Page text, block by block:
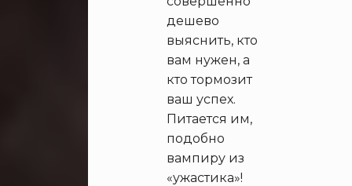
дешево
выяснить, кто
вам нужен, а
кто тормозит
ваш успех.
Питается им,
подобно
вампиру из
«ужастика»!